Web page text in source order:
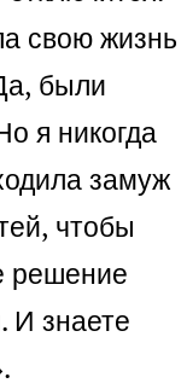
свою жизнь
были
я никогда
замуж
чтобы
решение
И знаете